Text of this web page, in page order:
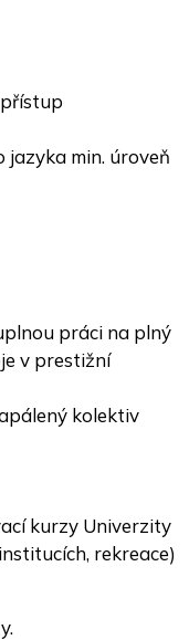
min. úroveň
práci na plný
v prestižní
kolektiv
kurzy Univerzity
rekreace)